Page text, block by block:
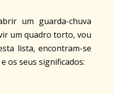
um guarda-chuva
um quadro torto, vou
lista, encontram-se
os seus significados: